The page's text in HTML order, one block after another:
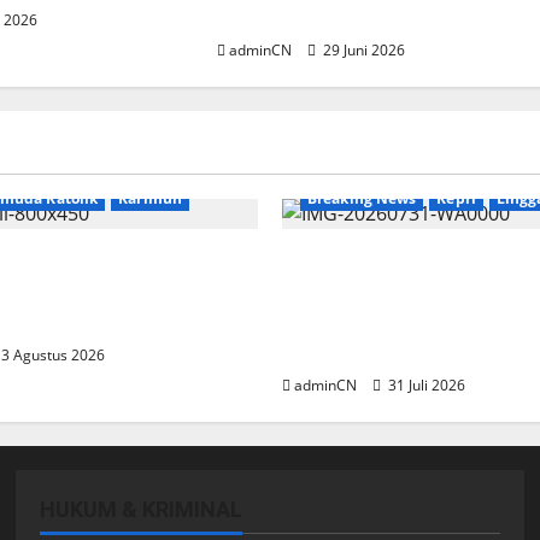
2026
adminCN 29 Juni 2026
Katolik
Karimun
3 Agustus 2026
Breaking News Kepri
adminCN 31 Juli 2026